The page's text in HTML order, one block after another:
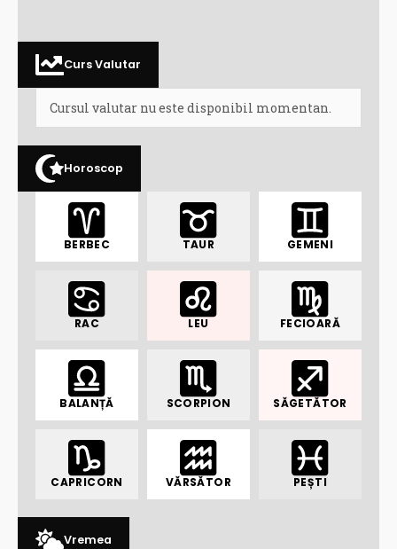
Curs Valutar
Cursul valutar nu este disponibil momentan.
Horoscop
BERBEC TAUR GEMENI
RAC LEU FECIOARĂ
BALANȚĂ SCORPION SĂGETĂTOR
CAPRICORN VĂRSĂTOR PEȘTI
Vremea